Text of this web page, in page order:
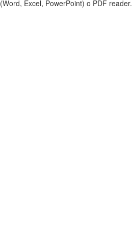
(Word, Excel, PowerPoint) o PDF reader.